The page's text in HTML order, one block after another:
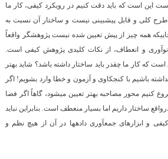
این است که باید دقت کنیم در رویکرد کیفی، کار ما
کلی و قابل پیش­بینی نیست و ساختار آن نسبت به
همه چیز از پیش تعیین شده نیست پژوهشگر واقعاً
و انعطاف، از نکات کلیدی پژوهش کیفی است.
که کار ما چقدر باید ساختار داشته باشد؟ شاید بهتر
باشیم با کنجکاوی و آزمون و خطا وارد بشویم! اگر
کنیم محور مصاحبه بهتر تعیین می­شود، گاهاً اگر فضا
ساختار داریم اما بسیار منعطف است. بنابراین نباید
و ابزارهای جمع­آوری داده­ها در آن از هیچ نظم و